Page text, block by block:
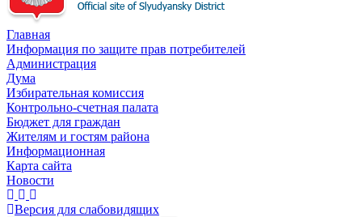
Главная
Информация по защите прав потребителей
Администрация
Дума
Избирательная комиссия
Контрольно-счетная палата
Бюджет для граждан
Жителям и гостям района
Информационная
Карта сайта
Новости
Версия для слабовидящих